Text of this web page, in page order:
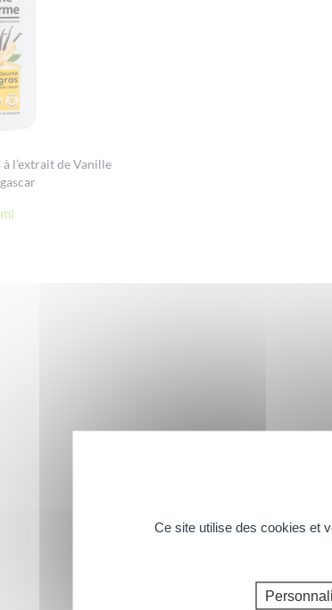
l’extrait de Vanille
NOS MARQUES COMPLICES BIO
Ce site utilise des cookies et